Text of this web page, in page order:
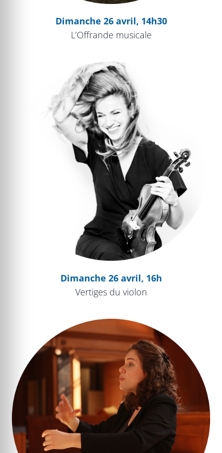
Dimanche 26 avril, 14h30
L’Offrande musicale
Dimanche 26 avril, 16h
Vertiges du violon
Atelier chant choral